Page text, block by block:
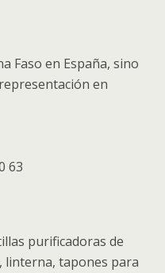
Faso en España, sino
en
63
purificadoras de
linterna, tapones para